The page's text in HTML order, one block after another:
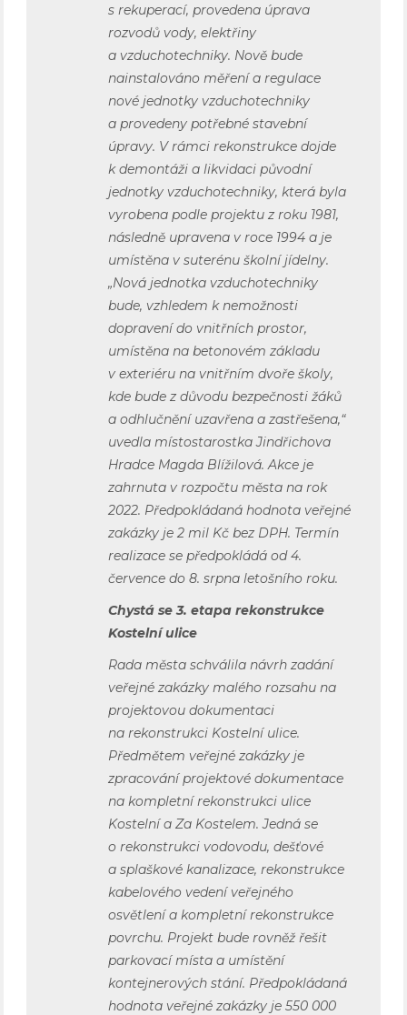
s rekuperací, provedena úprava
rozvodů vody, elektřiny
a vzduchotechniky. Nově bude
nainstalováno měření a regulace
nové jednotky vzduchotechniky
a provedeny potřebné stavební
úpravy. V rámci rekonstrukce dojde
k demontáži a likvidaci původní
jednotky vzduchotechniky, která byla
vyrobena podle projektu z roku 1981,
následně upravena v roce 1994 a je
umístěna v suterénu školní jídelny.
„Nová jednotka vzduchotechniky
bude, vzhledem k nemožnosti
dopravení do vnitřních prostor,
umístěna na betonovém základu
v exteriéru na vnitřním dvoře školy,
kde bude z důvodu bezpečnosti žáků
a odhlučnění uzavřena a zastřešena,“
uvedla místostarostka Jindřichova
Hradce Magda Blížilová. Akce je
zahrnuta v rozpočtu města na rok
2022. Předpokládaná hodnota veřejné
zakázky je 2 mil Kč bez DPH. Termín
realizace se předpokládá od 4.
července do 8. srpna letošního roku.
Chystá se 3. etapa rekonstrukce
Kostelní ulice
Rada města schválila návrh zadání
veřejné zakázky malého rozsahu na
projektovou dokumentaci
na rekonstrukci Kostelní ulice.
Předmětem veřejné zakázky je
zpracování projektové dokumentace
na kompletní rekonstrukci ulice
Kostelní a Za Kostelem. Jedná se
o rekonstrukci vodovodu, dešťové
a splaškové kanalizace, rekonstrukce
kabelového vedení veřejného
osvětlení a kompletní rekonstrukce
povrchu. Projekt bude rovněž řešit
parkovací místa a umístění
kontejnerových stání. Předpokládaná
hodnota veřejné zakázky je 550 000